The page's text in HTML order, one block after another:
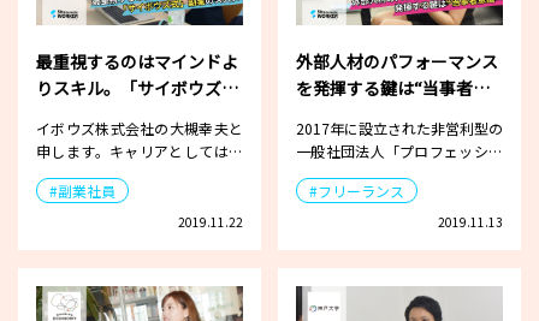
最重視するのはマインドよ
りスキル。「サイボウズ
イボウズ株式会社の大槻幸夫と
申します。キャリアとしては、
2000年に大学を卒業後に知人と
ベ…#副業社員
2019.11.22
外部人材のパフォーマンス
を発揮する鍵は“当事者意
2017年に設立された非営利型の
一般社団法人「プロフェッショ
ナル＆パラレルキャリア・フリ
ー…#フリーランス
2019.11.13